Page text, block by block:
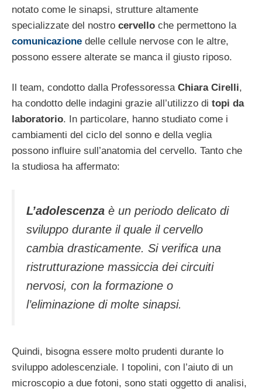
notato come le sinapsi, strutture altamente
specializzate del nostro cervello che permettono la
comunicazione delle cellule nervose con le altre,
possono essere alterate se manca il giusto riposo.
Il team, condotto dalla Professoressa Chiara Cirelli,
ha condotto delle indagini grazie all’utilizzo di topi da
laboratorio. In particolare, hanno studiato come i
cambiamenti del ciclo del sonno e della veglia
possono influire sull’anatomia del cervello. Tanto che
la studiosa ha affermato:
L’adolescenza è un periodo delicato di
sviluppo durante il quale il cervello
cambia drasticamente. Si verifica una
ristrutturazione massiccia dei circuiti
nervosi, con la formazione o
l’eliminazione di molte sinapsi.
Quindi, bisogna essere molto prudenti durante lo
sviluppo adolescenziale. I topolini, con l’aiuto di un
microscopio a due fotoni, sono stati oggetto di analisi,